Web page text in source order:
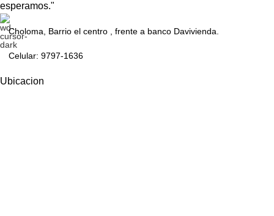
esperamos."
Choloma, Barrio el centro , frente a banco Davivienda.
Celular: 9797-1636
Ubicacion